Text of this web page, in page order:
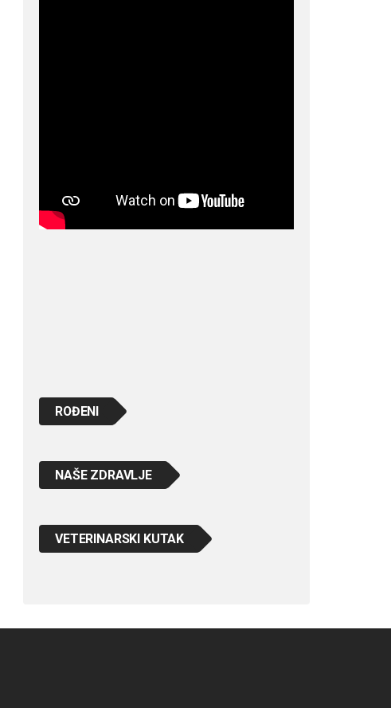
ROĐENI
NAŠE ZDRAVLJE
VETERINARSKI KUTAK